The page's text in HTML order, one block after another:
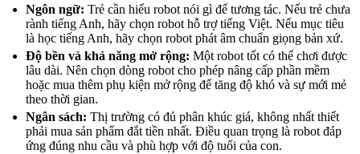
Ngôn ngữ: Trẻ cần hiểu robot nói gì để tương tác. Nếu trẻ chưa
rành tiếng Anh, hãy chọn robot hỗ trợ tiếng Việt. Nếu mục tiêu
là học tiếng Anh, hãy chọn robot phát âm chuẩn giọng bản xứ.
Độ bền và khả năng mở rộng: Một robot tốt có thể chơi được
lâu dài. Nên chọn dòng robot cho phép nâng cấp phần mềm
hoặc mua thêm phụ kiện mở rộng để tăng độ khó và sự mới mẻ
theo thời gian.
Ngân sách: Thị trường có đủ phân khúc giá, không nhất thiết
phải mua sản phẩm đắt tiền nhất. Điều quan trọng là robot đáp
ứng đúng nhu cầu và phù hợp với độ tuổi của con.